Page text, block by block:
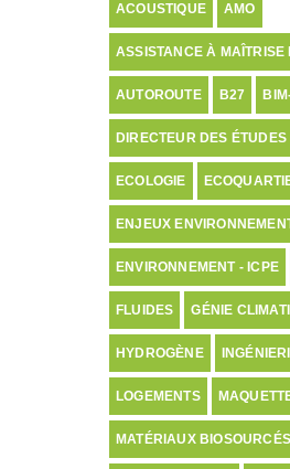
ACOUSTIQUE AMO
ASSISTANCE À MAÎTRISE
AUTOROUTE B27
DIRECTEUR DES ÉTUDES
ECOLOGIE
ENJEUX
ENVIRONNEMENT - ICPE
FLUIDES GÉNIE
HYDROGÈNE
LOGEMENTS
MATÉRIAUX BIOSOURCÉS